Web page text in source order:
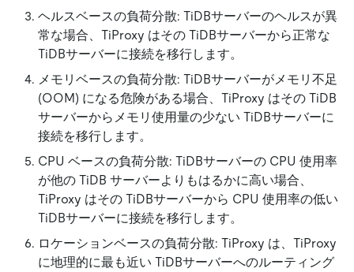
ヘルスベースの負荷分散: TiDBサーバーのヘルスが異
常な場合、TiProxy はその TiDBサーバーから正常な
TiDBサーバーに接続を移行します。
メモリベースの負荷分散: TiDBサーバーがメモリ不足
(OOM) になる危険がある場合、TiProxy はその TiDB
サーバーからメモリ使用量の少ない TiDBサーバーに
接続を移行します。
CPU ベースの負荷分散: TiDBサーバーの CPU 使用率
が他の TiDB サーバーよりもはるかに高い場合、
TiProxy はその TiDBサーバーから CPU 使用率の低い
TiDBサーバーに接続を移行します。
ロケーションベースの負荷分散: TiProxy は、TiProxy
に地理的に最も近い TiDBサーバーへのルーティング